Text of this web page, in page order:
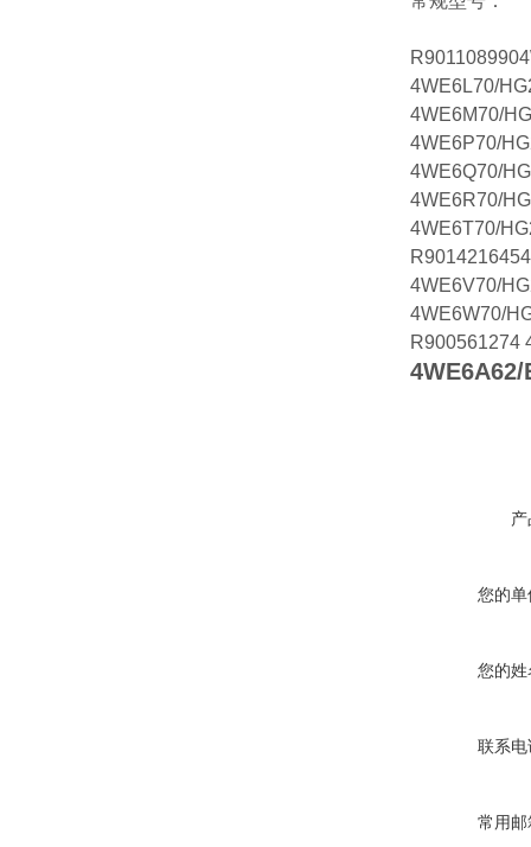
4WE6L70/
4WE6M70/
4WE6P70/
4WE6Q70/
4WE6R70/
4WE6T70/
4WE6V70/
4WE6W70/
R900561274
4WE6A62/
您的
您的
联系
常用